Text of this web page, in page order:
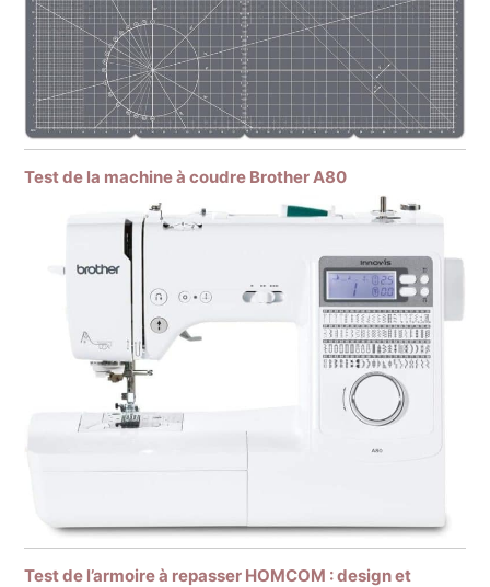
Test de la machine à coudre Brother A80
Test de l’armoire à repasser HOMCOM : design et